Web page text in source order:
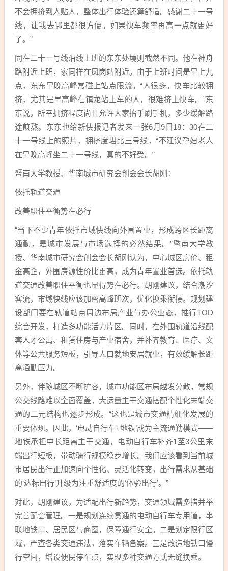
不会拥挤到人贴人，整体出行体验还算舒适。感谢二十一号
线，让我去哪里都很方便。如果快车频率再高一点就更好
了。”
同在二十一号线沿线上班的东东处境则截然不同。他在神舟
路附近上班，家同样在凤岗站附近。由于上班时间是早上九
点，东东早晚高峰常碰上站点限流。“人很多。快车比较拥
挤，尤其是早高峰在镇龙站上车的人，很难挤上快车。”东
东说，所幸拥挤程度尚且允许大家抬手刷手机，多少缓解路
途煎熬。东东也给新快报记者发来一张6月9日18：30在二
十一号线上的照片，拥挤度堪比三号线，“不建议孕妇老人
在早晚高峰坐二十一号线，真的不好受。”
暨南大学教授、华南城市研究会创会会长胡刚：
依托轨道交通
改善职住平衡势在必行
“当下不少青年依托市域快线向外围置业，形成跨区长距离
通勤，是城市发展与市场选择的必然结果。”暨南大学教
授、华南城市研究会创会会长胡刚认为，中心城区房价、租
金高企，外围房源性价比更高，成为青年置业首选。依托轨
道交通改善职住平衡也显得势在必行。胡刚建议，结合潮汐
客流，市域快线应该加密高峰班次，优化换乘衔接。规划建
设部门要在轨道站点周边布局产业与办公业态，推行TOD
综合开发，打造多功能活力片区。同时，在外围轨道沿线配
套人才公寓、租赁住房与产业宿舍，并补齐教育、医疗、文
体等公共服务短板，引导人口就地安居就业，有效缓解长距
离通勤压力。
另外，伴随城区不断扩容，城市功能区布局越发分散，常规
公交线路难以全面覆盖，大运量主干交通搭配个性化末端交
通的二元结构也逐步形成。“这也是城市交通精细化发展的
重要体现。因此，‘电动自行车+地铁’成为主流通勤模式——
地铁承担中长距离主干交通，电动自行车补齐1至3公里末
端出行短板，带动骑行规模稳步增长。我们应该看到当前城
市居民出行正加速向个性化、灵活化转变，出行需求从基础
的‘达标出行’升级为注重舒适度的‘体验出行’。”
对此，胡刚建议，为适配出行新趋势，交通领域需多措并举
完善配套管理。一是规划连续贯通的电动自行车专用道，串
联地铁口、居民区与商圈，保障通行安全。二是划定限行区
域，严查各类交通违法，落实车辆备案。三是改造地铁口慢
行空间，增设便民停车点，实现多种交通方式无缝换乘。